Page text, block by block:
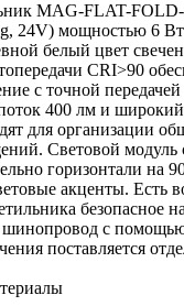
MAG-FLAT-
24V) мощностью 6
белый цвет
CRI>90
с точной
400 лм и
для организации
Световой модуль
горизонтали на
акценты. Есть
безопасное
шинопровод с
поставляется